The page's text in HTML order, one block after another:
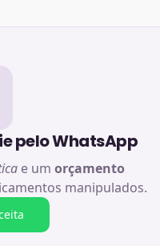
pelo WhatsApp
e um orçamento
manipulados.